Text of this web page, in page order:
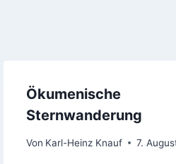
Ökumenische
Sternwanderung
Von Karl-Heinz Knauf 7.